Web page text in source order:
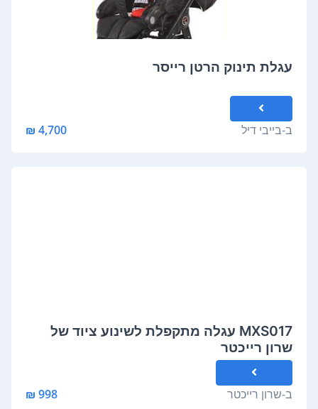
עגלת תינוק הרטן רייסר
ב-בייבי דיל 4,700 ₪
MXS017 עגלה מתקפלת לשינוע ציוד של
שרון רייכטר
ב-שרון רייכטר 998 ₪